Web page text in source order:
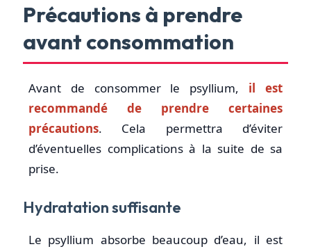
Précautions à prendre
avant consommation
Avant de consommer le psyllium, il est
recommandé de prendre certaines
précautions. Cela permettra d’éviter
d’éventuelles complications à la suite de sa
prise.
Hydratation suffisante
Le psyllium absorbe beaucoup d’eau, il est